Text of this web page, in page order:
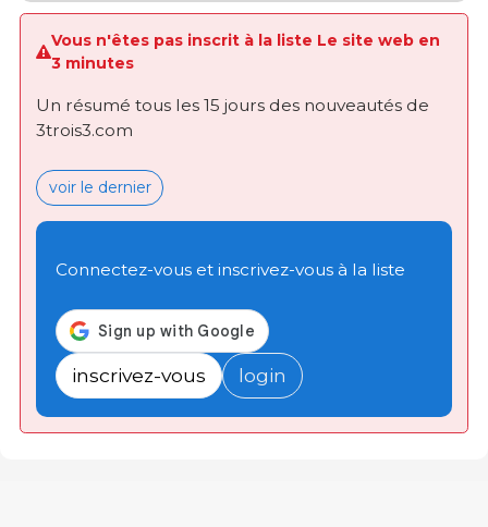
Vous n'êtes pas inscrit à la liste Le site web en
3 minutes
Un résumé tous les 15 jours des nouveautés de
3trois3.com
voir le dernier
Connectez-vous et inscrivez-vous à la liste
inscrivez-vous login